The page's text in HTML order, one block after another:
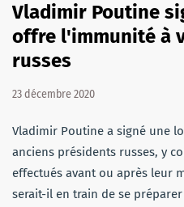
Vladimir Poutine
offre l'immunité à
russes
23 décembre 2020
Vladimir Poutine a signé une
anciens présidents russes, y
effectués avant ou après leur
serait-il en train de se